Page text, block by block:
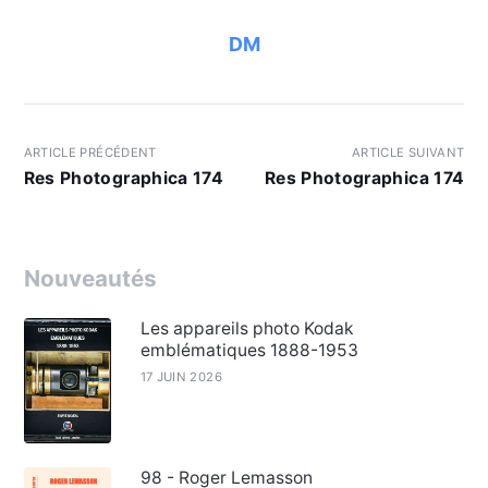
DM
ARTICLE PRÉCÉDENT
Res Photographica 174
ARTICLE SUIVANT
Res Photographica 174
Nouveautés
Les appareils photo Kodak
emblématiques 1888-1953
17 JUIN 2026
98 - Roger Lemasson